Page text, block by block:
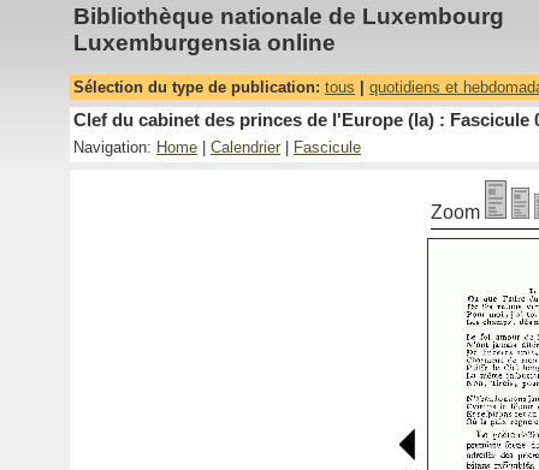
Bibliothèque nationale de Luxembourg
Luxemburgensia online
Sélection du type de publication: tous quotidiens et
Clef du cabinet des princes de l'Europe (la) : Fascicule
Navigation: Home Calendrier Fascicule
Zoom